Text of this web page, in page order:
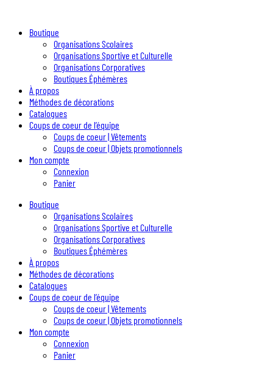
Boutique
Organisations Scolaires
Organisations Sportive et Culturelle
Organisations Corporatives
Boutiques Éphémères
À propos
Méthodes de décorations
Catalogues
Coups de coeur de l’équipe
Coups de coeur | Vêtements
Coups de coeur | Objets promotionnels
Mon compte
Connexion
Panier
Boutique
Organisations Scolaires
Organisations Sportive et Culturelle
Organisations Corporatives
Boutiques Éphémères
À propos
Méthodes de décorations
Catalogues
Coups de coeur de l’équipe
Coups de coeur | Vêtements
Coups de coeur | Objets promotionnels
Mon compte
Connexion
Panier